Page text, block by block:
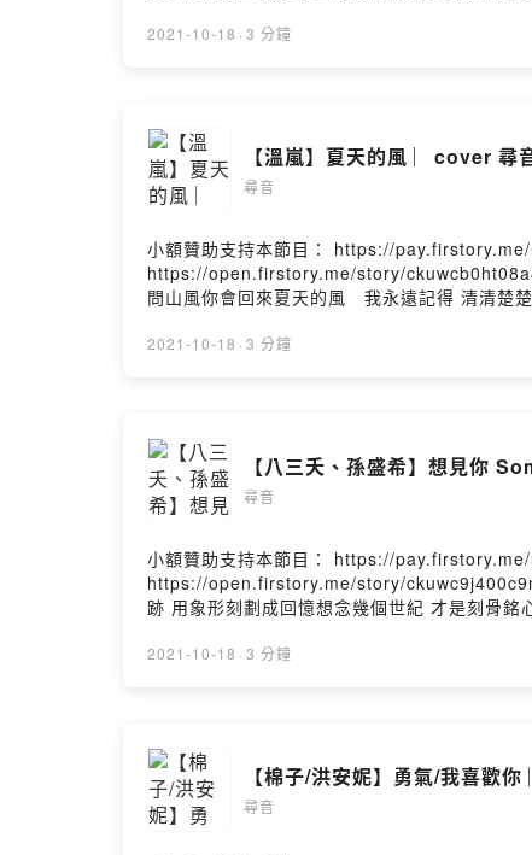
樣好嗎 好嗎你敢不敢 承認我愛上你的壞你敢不
2021-10-18 · 3 分鐘
【溫嵐】夏天的風 ︳cover
尋音
小額贊助支持本節目： https://
https://open.firstory.me/story/
問山風你會回來夏天的風 我永遠記得 清清
輕輕貼著你胸口聽到心跳 喔…在乎我 和天
我的夏天 風輕輕說著你和我的夏天 風輕輕說
2021-10-18 · 3 分鐘
【八三夭、孫盛希】想見你
尋音
小額贊助支持本節目： https://
https://open.firstory.me/story/
跡 用象形刻劃成回憶想念幾個世紀 才是刻骨
樣 在等待一句 我願意He said to me that
2021-10-18 · 3 分鐘
尋音